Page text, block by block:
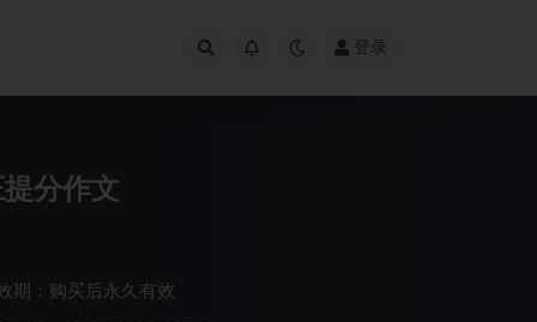
登录
分作文
期：购买后永久有效